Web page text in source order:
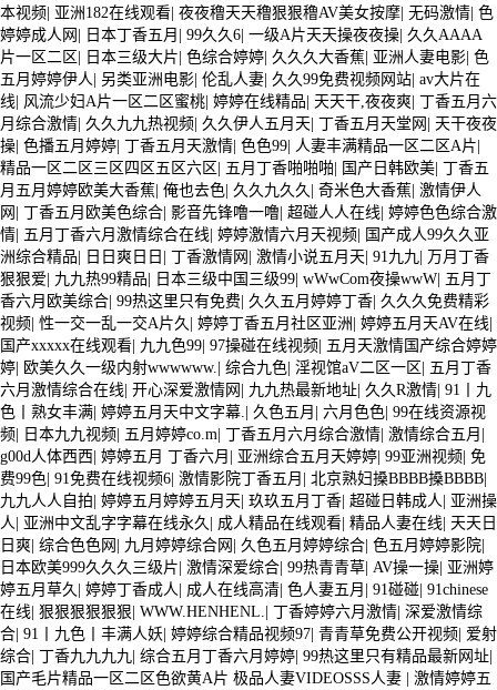
本视频| 亚洲182在线观看| 夜夜穞天天穞狠狠穞AV美女按摩| 无码激情| 色
婷婷成人网 | 日本丁香五月 | 99久久6| 一级A片天天操夜夜操| 久久AAAA
片一区二区| 日本三级大片| 色综合婷婷| 久久久大香蕉| 亚洲人妻电影| 色
五月婷婷伊人 | 另类亚洲电影| 伦乱人妻| 久久99免费视频网站| av大片在
线| 风流少妇A片一区二区蜜桃| 婷婷在线精品| 天天干,夜夜爽| 丁香五月六
月综合激情| 久久九九热视频| 久久伊人五月天| 丁香五月天堂网 | 天干夜夜
操| 色播五月婷婷| 丁香五月天激情| 色色99| 人妻丰满精品一区二区A片|
精品一区二区三区四区五区六区| 五月丁香啪啪啪| 国产日韩欧美| 丁香五
月五月婷婷欧美大香蕉| 俺也去色| 久久九久久 | 奇米色大香蕉| 激情伊人
网 | 丁香五月欧美色综合| 影音先锋噜一噜| 超碰人人在线| 婷婷色色综合激
情| 五月丁香六月激情综合在线| 婷婷激情六月天视频| 国产成人99久久亚
洲综合精品| 日日爽日日 | 丁香激情网 | 激情小说五月天| 91九九 | 万月丁香
狠狠爱| 九九热99精品| 日本三级中国三级99| wWwCom夜操wwW| 五月丁
香六月欧美综合| 99热这里只有免费| 久久五月婷婷丁香| 久久久免费精彩
视频| 性一交一乱一交A片久 | 婷婷丁香五月社区亚洲| 婷婷五月天AV在线|
国产xxxxx在线观看| 九九色99| 97操碰在线视频| 五月天激情国产综合婷婷
婷| 欧美久久一级内射wwwwww. | 综合九色| 淫视馆aV二区一区| 五月丁香
六月激情综合在线| 开心深爱激情网 | 九九热最新地址| 久久R激情| 91丨九
色丨熟女丰满| 婷婷五月天中文字幕. | 久色五月 | 六月色色| 99在线资源视
频| 日本九九视频| 五月婷婷co.m| 丁香五月六月综合激情| 激情综合五月 |
g00d人体西西| 婷婷五月 丁香六月 | 亚洲综合五月天婷婷| 99亚洲视频| 免
费99色| 91免费在线视频6| 激情影院丁香五月 | 北京熟妇搡BBBB搡BBBB|
九九人人自拍| 婷婷五月婷婷五月天| 玖玖五月丁香| 超碰日韩成人 | 亚洲操
人 | 亚洲中文乱字字幕在线永久 | 成人精品在线观看| 精品人妻在线| 天天日
日爽| 综合色色网 | 九月婷婷综合网 | 久色五月婷婷综合| 色五月婷婷影院|
日本欧美999久久久三级片| 激情深爱综合| 99热青青草| AV操一操| 亚洲婷
婷五月草久 | 婷婷丁香成人 | 成人在线高清| 色人妻五月 | 91碰碰| 91chinese
在线| 狠狠狠狠狠狠| WWW.HENHENL. | 丁香婷婷六月激情| 深爱激情综
合| 91丨九色丨丰满人妖| 婷婷综合精品视频97| 青青草免费公开视频| 爱射
综合| 丁香九九九九 | 综合五月丁香六月婷婷| 99热这里只有精品最新网址|
国产毛片精品一区二区色欲黄A片 极品人妻VIDEOSSS人妻 | 激情婷婷五